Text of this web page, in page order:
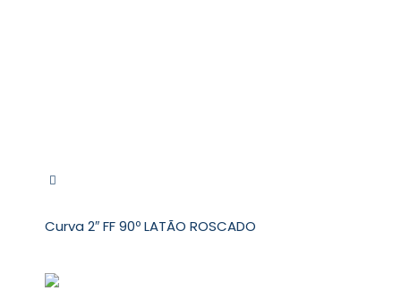
Curva 2″ FF 90º LATÃO ROSCADO